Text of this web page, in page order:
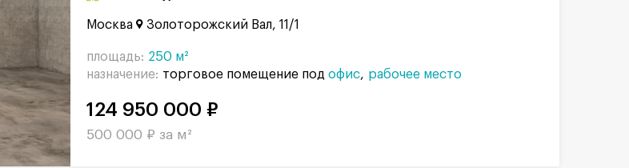
Москва Золоторожский Вал, 11/1
площадь: 250 м²
назначение: торговое помещение под офис рабочее место
124 950 000 ₽
500 000 ₽ за м²